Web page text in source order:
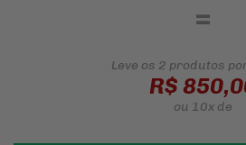
=
Leve os 2 produtos
R$
ou 10xde